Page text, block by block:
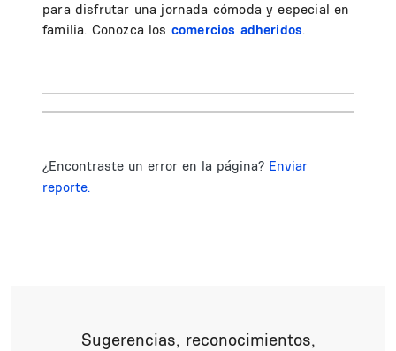
para disfrutar una jornada cómoda y especial en
familia. Conozca los comercios adheridos.
¿Encontraste un error en la página? Enviar
reporte.
Sugerencias, reconocimientos,